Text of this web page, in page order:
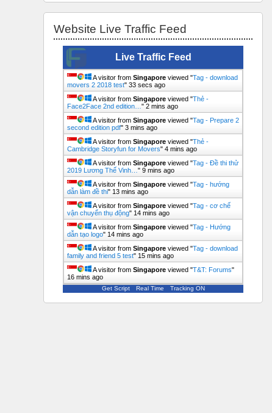
Website Live Traffic Feed
Live Traffic Feed
A visitor from Singapore viewed "Tag - download
movers 2 2018 test" 34 secs ago
A visitor from Singapore viewed "Thẻ -
Face2Face 2nd edition… " 2 mins ago
A visitor from Singapore viewed "Tag - Prepare 2
second edition pdf" 3 mins ago
A visitor from Singapore viewed "Thẻ -
Cambridge Storyfun for Movers" 4 mins ago
A visitor from Singapore viewed "Tag - Đề thi thử
2019 Lương Thế Vinh… " 9 mins ago
A visitor from Singapore viewed "Tag - hướng
dẫn làm đề thi" 13 mins ago
A visitor from Singapore viewed "Tag - cơ chế
vận chuyển thụ động" 14 mins ago
A visitor from Singapore viewed "Tag - Hướng
dẫn tạo logo" 14 mins ago
A visitor from Singapore viewed "Tag - download
family and friend 5 test" 15 mins ago
A visitor from Singapore viewed "T&T: Forums"
16 mins ago
Get Script Real Time Tracking ON